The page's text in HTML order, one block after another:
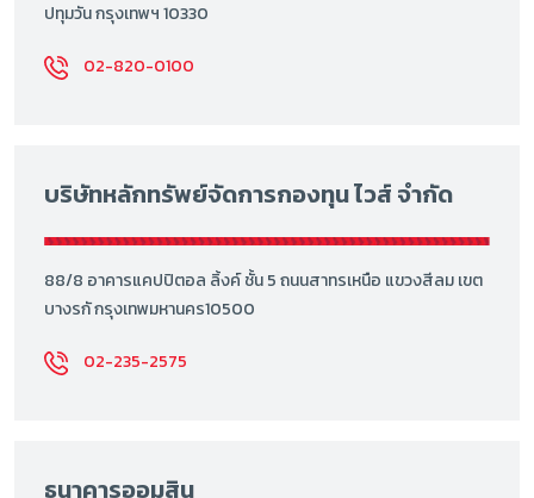
ปทุมวัน กรุงเทพฯ 10330
02-820-0100
บริษัทหลักทรัพย์จัดการกองทุน ไวส์ จำกัด
88/8 อาคารแคปปิตอล ลิ้งค์ ชั้น 5 ถนนสาทรเหนือ แขวงสีลม เขต
บางรกั กรุงเทพมหานคร10500
02-235-2575
ธนาคารออมสิน